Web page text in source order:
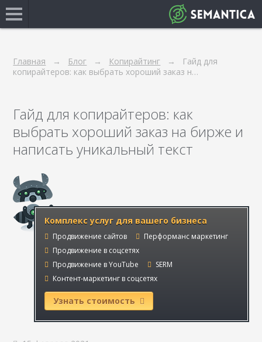
Главная Блог Копирайтинг
Гайд для
копирайтеров: как выбрать хороший заказ н…
Гайд для копирайтеров: как
выбрать хороший заказ на бирже и
написать уникальный текст
Комплекс услуг для вашего бизнеса
Продвижение сайтов
Перформанс маркетинг
Продвижение в соцсетях
Продвижение в YouTube
SERM
Контент-маркетинг в соцсетях
Узнать стоимость